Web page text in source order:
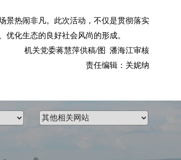
热闹非凡。此次活动，不仅是贯彻落实
化生态的良好社会风尚的形成。
委蒋慧萍供稿/图 潘海江审核
责任编辑：关妮纳